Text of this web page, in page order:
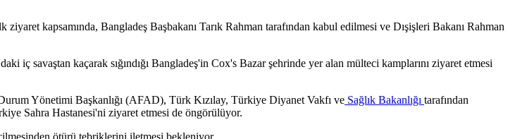
kapsamında, Bangladeş Başbakanı Tarık Rahman tarafından kabul edilmesi ve Dışişleri Bakanı Rahman
savaştan kaçarak sığındığı Bangladeş'in Cox's Bazar şehrinde yer alan mülteci kamplarını ziyaret etmesi
Yönetimi Başkanlığı (AFAD), Türk Kızılay, Türkiye Diyanet Vakfı ve Sağlık Bakanlığı tarafından
Sahra Hastanesi'ni ziyaret etmesi de öngörülüyor.
ötürü tebriklerini iletmesi bekleniyor.